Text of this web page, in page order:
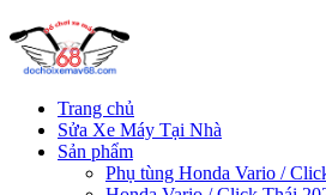
Trang chủ
Sửa Xe Máy Tại Nhà
Sản phẩm
Phụ tùng Honda Vario /